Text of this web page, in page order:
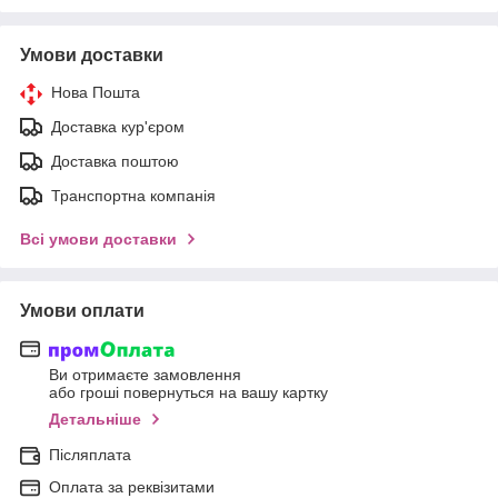
Умови доставки
Нова Пошта
Доставка кур'єром
Доставка поштою
Транспортна компанія
Всі умови доставки
Умови оплати
Ви отримаєте замовлення
або гроші повернуться на вашу картку
Детальніше
Післяплата
Оплата за реквізитами